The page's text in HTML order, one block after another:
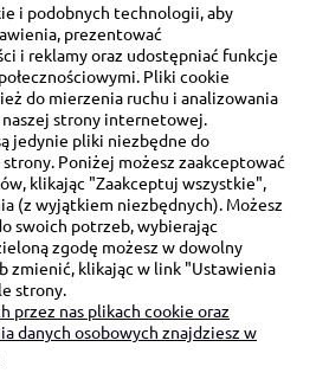
6/8 lok. 57/58
91-341 Łódź
6751510615
SIĘ Z NAMI:
happygifts.com
690 172 872
pt 9:00 - 15:30)
i podobnych technologii, aby
prezentować
i reklamy oraz udostępniać funkcje
Pliki cookie
do mierzenia ruchu i analizowania
naszej strony internetowej.
jedynie pliki niezbędne do
Poniżej możesz zaakceptować
klikając "Zaakceptuj wszystkie",
(z wyjątkiem niezbędnych). Możesz
swoich potrzeb, wybierając
zgodę możesz w dowolny
zmienić, klikając w link "Ustawienia
strony.
przez nas plikach cookie oraz
danych osobowych znajdziesz w